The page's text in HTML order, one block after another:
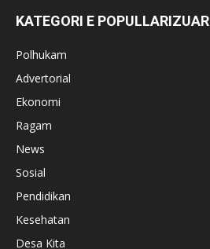
KATEGORI E POPULLARIZUAR
Polhukam
Advertorial
Ekonomi
Ragam
News
Sosial
Pendidikan
Kesehatan
Desa Kita